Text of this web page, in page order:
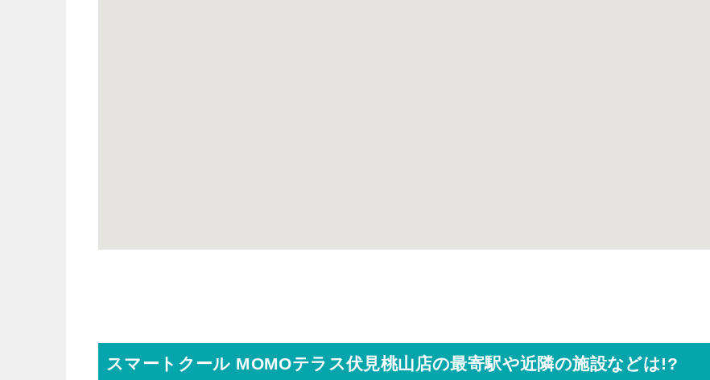
スマートクール MOMOテラス伏見桃山店の最寄駅や近隣の施設などは!?